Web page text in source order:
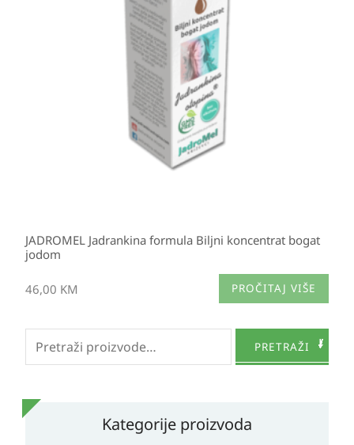
JADROMEL Jadrankina formula Biljni koncentrat bogat
jodom
46,00 KM PROČITAJ VIŠE
Pretraži: PRETRAŽI
Kategorije proizvoda